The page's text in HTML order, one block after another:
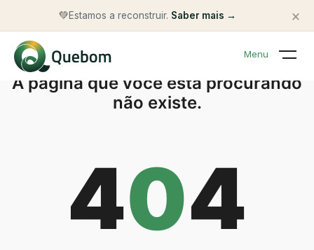
💚Estamos a reconstruir. Saber mais → ×
Menu
A página que você está procurando
não existe.
404